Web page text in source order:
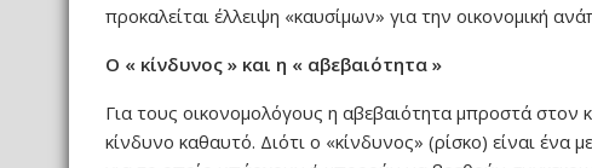
προκαλείται έλλειψη «καυσίμων» για την οικονομική
Ο « κίνδυνος » και η « αβεβαιότητα »
Για τους οικονομολόγους η αβεβαιότητα μπροστά στον
κίνδυνο καθαυτό. Διότι ο «κίνδυνος» (ρίσκο) είναι ένα